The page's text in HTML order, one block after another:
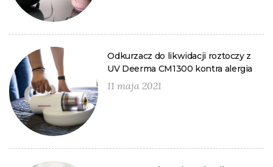
Odkurzacz do likwidacji roztoczy z
UV Deerma CM1300 kontra alergia
11 maja 2021